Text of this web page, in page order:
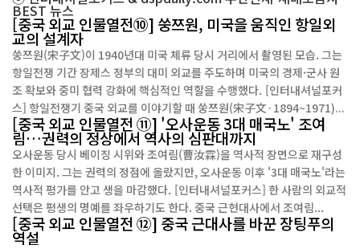
BEST뉴스
[중국 외교 인물열전⑩] 쑹쯔원, 미국을 움직인 항일외
교의 설계자
쑹쯔원(宋子文)이 1940년대 미국 체류 당시 거리에서 촬영된 모습. 그는
항일전쟁 기간 장제스 정부의 대미 외교를 주도하며 미국의 경제·군사 원
조 확보와 중미 협력 강화에 핵심적인 역할을 수행했다. [인터내셔널포커
스] 항일전쟁기 중국 외교를 이야기할 때 쑹쯔원(宋子文·1894~1971)...
[중국 외교 인물열전 ⑪] '오사운동 3대 매국노' 조여
림…권력의 정상에서 역사의 심판대까지
오사운동 당시 베이징 시위와 조여림(曹汝霖)을 역사적 장면으로 재구성
한 이미지. 그는 권력의 정점에 올랐지만, 오사운동 이후 '3대 매국노'라는
역사적 평가를 안고 생을 마감했다. [인터내셔널포커스] 한 사람의 외교적
선택은 평생의 명예를 좌우하기도 한다. 중국 근현대사에서 조여림...
[중국 외교 인물열전 ⑫] 중국 근대사를 바꾼 장팅푸의
역설